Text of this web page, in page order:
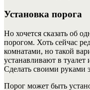
Установка порога
Но хочется сказать об
порогом. Хоть сейчас
комнатами, но такой
устанавливают в
Сделать своими руками
Порог может быть